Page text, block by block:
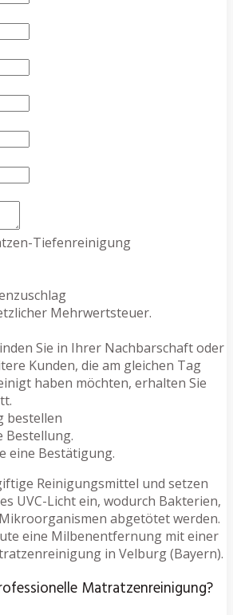
Tiefenreinigung
Mehrwertsteuer.
Sie in Ihrer Nachbarschaft oder
Kunden, die am gleichen Tag
haben möchten, erhalten Sie
bestellen
Bestellung.
eine Bestätigung.
Reinigungsmittel und setzen
UVC-Licht ein, wodurch Bakterien,
abgetötet werden.
eine Milbenentfernung mit einer
in Velburg (Bayern).
Matratzenreinigung?